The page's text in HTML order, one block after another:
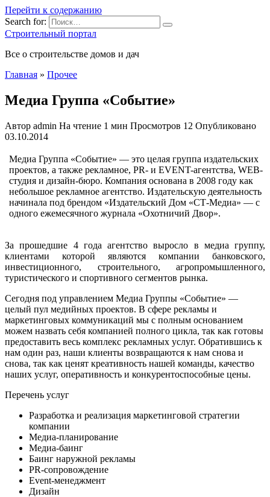
Перейти к содержанию
Search for:
Строительный портал
Все о строительстве домов и дач
Главная » Прочее
Медиа Группа «Событие»
Автор admin На чтение 1 мин Просмотров 12 Опубликовано
03.10.2014
Медиа Группа «Событие» — это целая группа издательских
проектов, а также рекламное, PR- и EVENT-агентства, WEB-
студия и дизайн-бюро. Компания основана в 2008 году как
небольшое рекламное агентство. Издательскую деятельность
начинала под брендом «Издательский Дом «СТ-Медиа» — с
одного ежемесячного журнала «Охотничий Двор».
За прошедшие 4 года агентство выросло в медиа группу,
клиентами которой являются компании банковского,
инвестиционного, строительного, агропромышленного,
туристического и спортивного сегментов рынка.
Сегодня под управлением Медиа Группы «Событие» —
целый пул медийных проектов. В сфере рекламы и
маркетинговых коммуникаций мы с полным основанием
можем назвать себя компанией полного цикла, так как готовы
предоставить весь комплекс рекламных услуг. Обратившись к
нам один раз, наши клиенты возвращаются к нам снова и
снова, так как ценят креативность нашей команды, качество
наших услуг, оперативность и конкурентоспособные цены.
Перечень услуг
Разработка и реализация маркетинговой стратегии
компании
Медиа-планирование
Медиа-баинг
Баинг наружной рекламы
PR-сопровождение
Event-менеджмент
Дизайн